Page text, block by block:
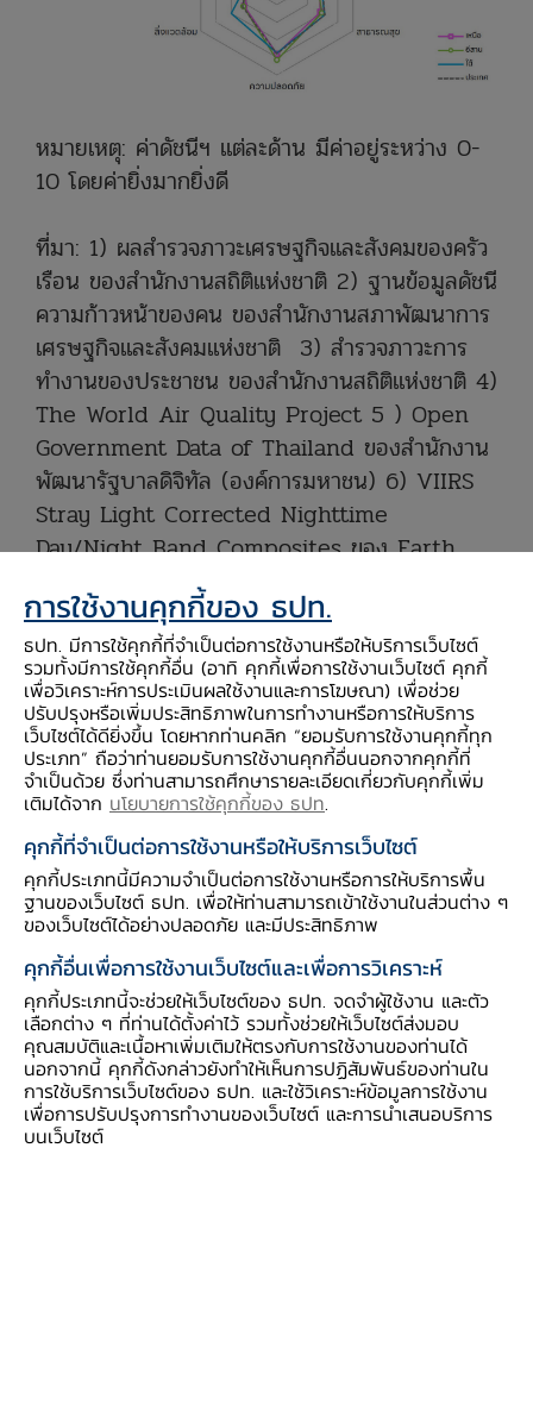
หมายเหตุ: ค่าดัชนีฯ แต่ละด้าน มีค่าอยู่ระหว่าง 0-
10 โดยค่ายิ่งมากยิ่งดี
ที่มา: 1) ผลสำรวจภาวะเศรษฐกิจและสังคมของครัว
เรือน ของสำนักงานสถิติแห่งชาติ 2) ฐานข้อมูลดัชนี
ความก้าวหน้าของคน ของสำนักงานสภาพัฒนาการ
เศรษฐกิจและสังคมแห่งชาติ 3) สำรวจภาวะการ
ทำงานของประชาชน ของสำนักงานสถิติแห่งชาติ 4)
The World Air Quality Project 5 ) Open
Government Data of Thailand ของสำนักงาน
พัฒนารัฐบาลดิจิทัล (องค์การมหาชน) 6) VIIRS
Stray Light Corrected Nighttime
Day/Night Band Composites ของ Earth
Observation Group, Payne Institute for
Public Policy, Colorado School of Mines
และ 7) Dynamic World ของ Google ร่วมกับ
World Resources Institute คำนวณโดยทีม
ศึกษา อ่านรายละเอียดเครื่องชี้และดัชนีความเป็นอยู่
ของประชาชนรายภาคเพิ่มเติมได้ใน Appendix 1-
2 และ 4
โดยหากพิจารณาข้อมูลในระดับภูมิภาคและจังหวัด
จะพบ 5 มุมมองสำคัญ ได้แก่
มุมมองที่ 1คนในภาคใต้อยู่ในสิ่งแวดล้อมที่ดีกว่า
ภาคอื่น
ดัชนีความเป็นอยู่ด้านสิ่งแวดล้อมของคนในภาคใต้สูง
กว่าค่าเฉลี่ยทั้งประเทศ โดยจังหวัดที่มีค่าดัชนีฯ ด้าน
สิ่งแวดล้อมสูงสุด Top 5 ของประเทศ อยู่ภาคใต้
ทั้งหมด ได้แก่ พังงา ระนอง นราธิวาส พัทลุง และ
การใช้งานคุกกี้ของ ธปท.
ธปท. มีการใช้คุกกี้ที่จำเป็นต่อการใช้งานหรือให้บริการเว็บไซต์
รวมทั้งมีการใช้คุกกี้อื่น (อาทิ คุกกี้เพื่อการใช้งานเว็บไซต์ คุกกี้
เพื่อวิเคราะห์การประเมินผลใช้งานและการโฆษณา) เพื่อช่วย
ปรับปรุงหรือเพิ่มประสิทธิภาพในการทำงานหรือการให้บริการ
เว็บไซต์ได้ดียิ่งขึ้น โดยหากท่านคลิก “ยอมรับการใช้งานคุกกี้ทุก
ประเภท” ถือว่าท่านยอมรับการใช้งานคุกกี้อื่นนอกจากคุกกี้ที่
จำเป็นด้วย ซึ่งท่านสามารถศึกษารายละเอียดเกี่ยวกับคุกกี้เพิ่ม
เติมได้จาก นโยบายการใช้คุกกี้ของ ธปท.
คุกกี้ที่จำเป็นต่อการใช้งานหรือให้บริการเว็บไซต์
คุกกี้ประเภทนี้มีความจำเป็นต่อการใช้งานหรือการให้บริการพื้น
ฐานของเว็บไซต์ ธปท. เพื่อให้ท่านสามารถเข้าใช้งานในส่วนต่าง ๆ
ของเว็บไซต์ได้อย่างปลอดภัย และมีประสิทธิภาพ
คุกกี้อื่นเพื่อการใช้งานเว็บไซต์และเพื่อการวิเคราะห์
คุกกี้ประเภทนี้จะช่วยให้เว็บไซต์ของ ธปท. จดจำผู้ใช้งาน และตัว
เลือกต่าง ๆ ที่ท่านได้ตั้งค่าไว้ รวมทั้งช่วยให้เว็บไซต์ส่งมอบ
คุณสมบัติและเนื้อหาเพิ่มเติมให้ตรงกับการใช้งานของท่านได้
นอกจากนี้ คุกกี้ดังกล่าวยังทำให้เห็นการปฏิสัมพันธ์ของท่านใน
การใช้บริการเว็บไซต์ของ ธปท. และใช้วิเคราะห์ข้อมูลการใช้งาน
เพื่อการปรับปรุงการทำงานของเว็บไซต์ และการนำเสนอบริการ
บนเว็บไซต์